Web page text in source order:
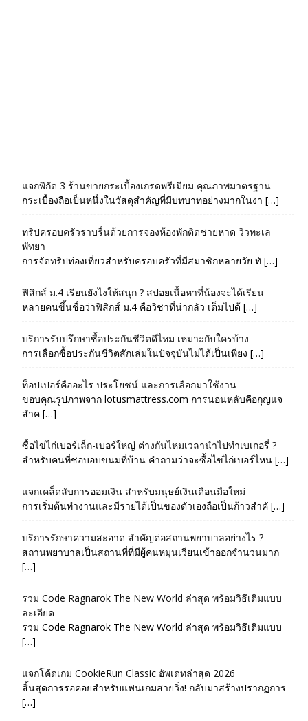
แจกพิกัด 3 ร้านขายกระเบื้องเกรดพรีเมียม คุณภาพมาตรฐาน
กระเบื้องถือเป็นหนึ่งในวัสดุสำคัญที่มีบทบาทอย่างมากในงา […]
ทริปครอบครัวราบรื่นด้วยการจองห้องพักติดชายหาด วิวทะเล
พัทยา
การจัดทริปท่องเที่ยวสำหรับครอบครัวที่มีสมาชิกหลายวัย ทั […]
ฟิสิกส์ ม.4 เรียนยังไงให้สนุก ? สปอยเนื้อหาที่น้องจะได้เรียน
หลายคนขึ้นชื่อว่าฟิสิกส์ ม.4 คือวิชาที่น่ากลัว เต็มไปด้ […]
บริการรับปรึกษาซื้อประกันชีวิตดีไหม เหมาะกับใครบ้าง
การเลือกซื้อประกันชีวิตสักเล่มในปัจจุบันไม่ได้เป็นเพียง […]
ท็อปเปอร์คืออะไร ประโยชน์ และการเลือกมาใช้งาน
ขอบคุณรูปภาพจาก lotusmattress.com การนอนหลับคือกุญแจ
สำค […]
ซื้อไข่ไก่เบอร์เล็ก-เบอร์ใหญ่ ต่างกันไหมเวลานำไปทำเบเกอรี่ ?
สำหรับคนที่ชอบอบขนมที่บ้าน คำถามว่าจะซื้อไข่ไก่เบอร์ไหน […]
แจกเคล็ดลับการออมเงิน สำหรับมนุษย์เงินเดือนมือใหม่
การเริ่มต้นทำงานและมีรายได้เป็นของตัวเองถือเป็นก้าวสำคั […]
บริการรักษาความสะอาด สำคัญต่อสถานพยาบาลอย่างไร ?
สถานพยาบาลเป็นสถานที่ที่มีผู้คนหมุนเวียนเข้าออกจำนวนมาก
[…]
รวม Code Ragnarok The New World ล่าสุด พร้อมวิธีเติมแบบ
ละเอียด
รวม Code Ragnarok The New World ล่าสุด พร้อมวิธีเติมแบบ
[…]
แจกโค้ดเกม CookieRun Classic อัพเดทล่าสุด 2026
สิ้นสุดการรอคอยสำหรับแฟนเกมสายวิ่ง! กลับมาสร้างปรากฏการ
[…]